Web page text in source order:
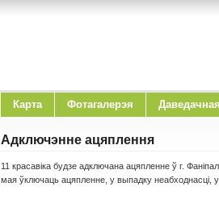
Карта Фотагалерэя Даведачная
Адключэнне ацяплення
11 красавіка будзе адключана ацяпленне ў г.
мая ўключаць ацяпленне, у выпадку неабходнасці,